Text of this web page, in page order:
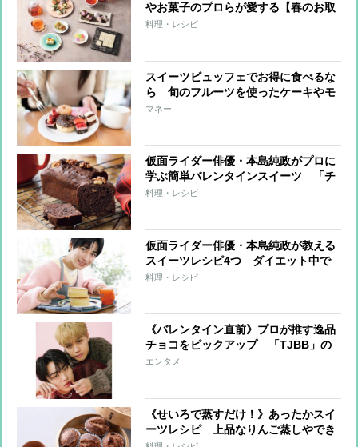
やお菓子のプロらが愛する【春のお取
り寄せ】華やかな見た目と色合いで心
料理・レシピ
スイーツビュッフェでお得に食べるな
ら 旬のフルーツを使ったケーキやモ
ンブランを選ぶべし
マネー
仮面ライダー俳優・本島純政がプロに
学ぶ簡単バレンタインスイーツ 「チ
ョコバナナパウンドケーキ」と「生チ
料理・レシピ
仮面ライダー俳優・本島純政が教える
スイーツレシピ4つ ダイエット中で
も罪悪感なしのヘルシースイーツ満載
料理・レシピ
《バレンタイン直前》プロが推す逸品
チョコをピックアップ 「TJBB」の
宇原雄飛＆古嶋滝がファンに贈りたい
エンタメ
《せいろで蒸すだけ！》あったかスイ
ーツレシピ 上品なりんご蒸しやでき